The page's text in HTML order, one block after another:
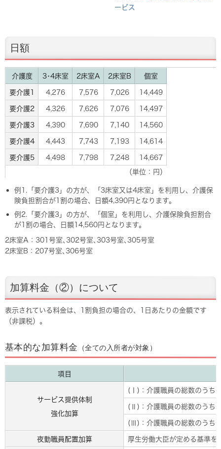
ービス
日額
（単位：円）
介護度 3･4床室 2床室A 2床室B
個室
要介護1
4,276 7,576 7,026
14,449
要介護2
4,326 7,626 7,076
14,497
要介護3
4,390 7,690 7,140
14,560
要介護4
4,443 7,743 7,193
14,614
要介護5
4,498 7,798 7,248 14,667
例1.「要介護3」の方が、「3床室又は4床室」を利用し、介護保
険負担割合が1割の場合、日額4,390円となります。
例2.「要介護3」の方が、「個室」を利用し、介護保険負担割合
が1割の場合、日額14,560円となります。
2床室A：301号室､302号室､303号室､305号室
2床室B：207号室､306号室
加算料金（②）について
表示されている料金は、1割負担の場合の、1日あたりの金額です
（非課税）。
基本的な加算料金 （全ての入所者が対象）
項目
サービス提供体制
強化加算
(Ⅰ)：介護職員の総数のうち
(Ⅱ)：介護職員の総数のうち
(Ⅲ)：介護職員の総数のうち
夜勤職員配置加算
厚生労働大臣が定める基準